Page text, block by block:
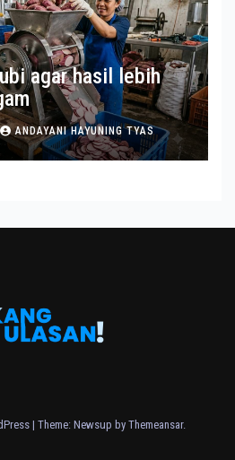
agar hasil lebih
ANDAYANI HAYUNING TYAS
| Theme: Newsup by Themeansar.